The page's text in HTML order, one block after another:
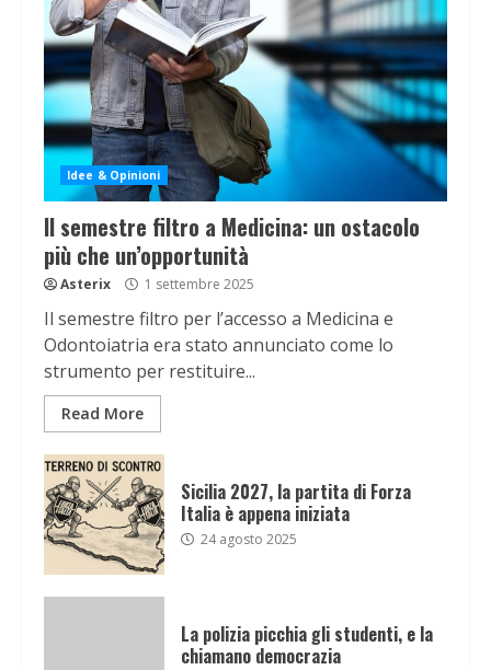
Idee & Opinioni
Il semestre filtro a Medicina: un ostacolo
più che un’opportunità
Asterix 1 settembre 2025
Il semestre filtro per l’accesso a Medicina e
Odontoiatria era stato annunciato come lo
strumento per restituire...
Read More
Sicilia 2027, la partita di Forza
Italia è appena iniziata
24 agosto 2025
La polizia picchia gli studenti, e la
chiamano democrazia